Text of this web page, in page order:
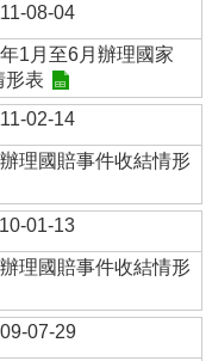
08-04
1月至6月辦理國家
形表
02-14
理國賠事件收結情形
01-13
理國賠事件收結情形
07-29